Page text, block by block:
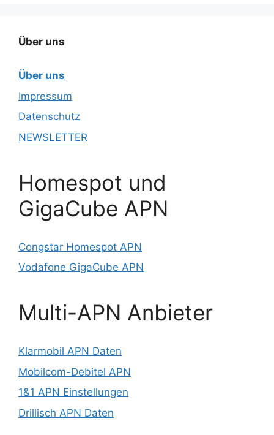
Über uns
Über uns
Impressum
Datenschutz
NEWSLETTER
Homespot und
GigaCube APN
Congstar Homespot APN
Vodafone GigaCube APN
Multi-APN Anbieter
Klarmobil APN Daten
Mobilcom-Debitel APN
1&1 APN Einstellungen
Drillisch APN Daten